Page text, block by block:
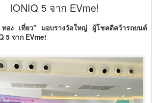
IONIQ 5 จาก EVme!
อง เที่ยว" มอบรางวัลใหญ่ ผู้โชคดีคว้ารถยนต์
5 จาก EVme!